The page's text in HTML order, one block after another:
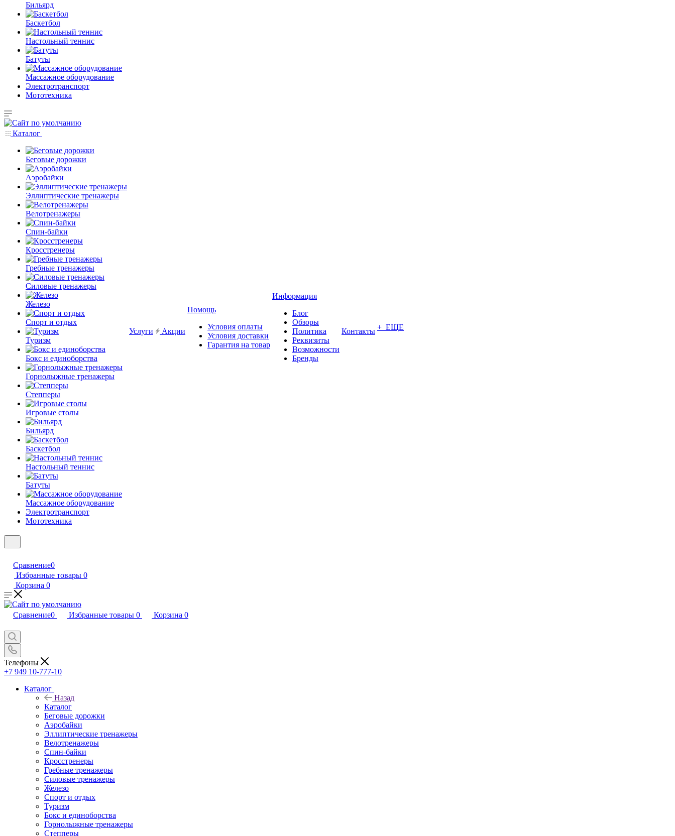
Бильярд
Баскетбол
Настольный теннис
Батуты
Массажное оборудование
Электротранспорт
Мототехника
Каталог
Беговые дорожки
Аэробайки
Эллиптические тренажеры
Велотренажеры
Спин-байки
Кросстренеры
Гребные тренажеры
Силовые тренажеры
Железо
Спорт и отдых
Туризм
Бокс и единоборства
Горнолыжные тренажеры
Степперы
Игровые столы
Бильярд
Баскетбол
Настольный теннис
Батуты
Массажное оборудование
Электротранспорт
Мототехника
Услуги Акции
Помощь
Условия оплаты
Условия доставки
Гарантия на товар
Информация
Блог
Обзоры
Политика
Реквизиты
Возможности
Бренды
Контакты + ЕЩЕ
Сравнение0
Избранные товары 0
Корзина 0
Сравнение0 Избранные товары 0 Корзина 0
Телефоны
+7 949 10-777-10
Каталог
Назад
Каталог
Беговые дорожки
Аэробайки
Эллиптические тренажеры
Велотренажеры
Спин-байки
Кросстренеры
Гребные тренажеры
Силовые тренажеры
Железо
Спорт и отдых
Туризм
Бокс и единоборства
Горнолыжные тренажеры
Степперы